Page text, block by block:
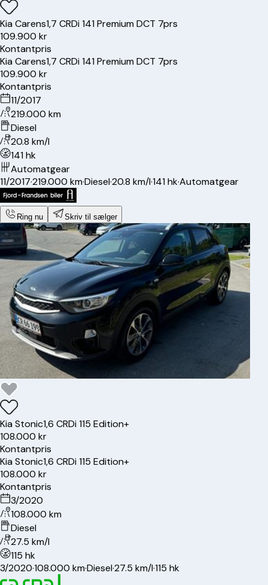
KiaCarens1,7 CRDi 141 Premium DCT 7prs
109.900 kr
Kontantpris
KiaCarens1,7 CRDi 141 Premium DCT 7prs
109.900 kr
Kontantpris
11/2017
219.000 km
Diesel
20.8 km/l
141 hk
Automatgear
11/2017·219.000 km·Diesel·20.8 km/l·141 hk·Automatgear
Ring nu Skriv til sælger
KiaStonic1,6 CRDi 115 Edition+
108.000 kr
Kontantpris
KiaStonic1,6 CRDi 115 Edition+
108.000 kr
Kontantpris
3/2020
108.000 km
Diesel
27.5 km/l
115 hk
3/2020·108.000 km·Diesel·27.5 km/l·115 hk